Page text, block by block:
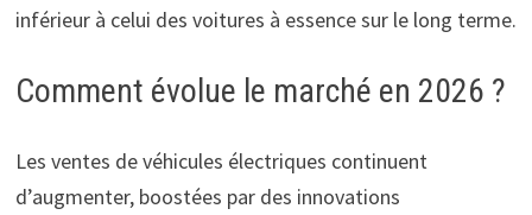
inférieur à celui des voitures à essence sur le long terme.
Comment évolue le marché en 2026 ?
Les ventes de véhicules électriques continuent
d’augmenter, boostées par des innovations